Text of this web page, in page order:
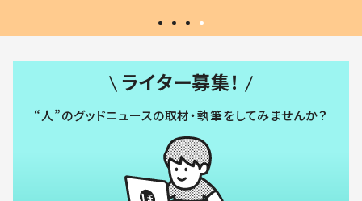
ライター募集！
“人”のグッドニュースの取材・執筆をしてみませんか？